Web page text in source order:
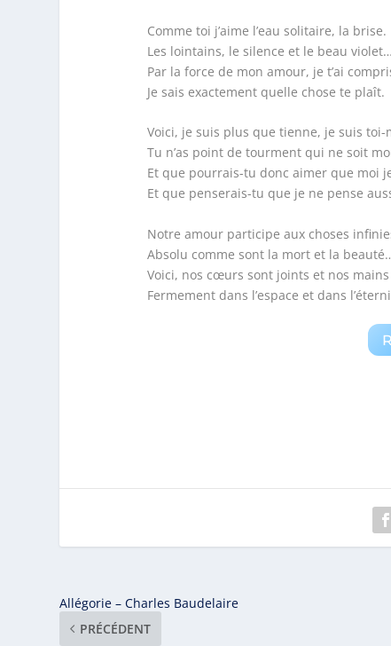
Comme toi j’aime l’eau solitaire, la brise.
Les lointains, le silence et le beau violet…
Par la force de mon amour, je t’ai
Je sais exactement quelle chose te plaît.
Voici, je suis plus que tienne, je suis toi-
Tu n’as point de tourment qui ne soit
Et que pourrais-tu donc aimer que moi je
Et que penserais-tu que je ne pense
Notre amour participe aux choses
Absolu comme sont la mort et la
Voici, nos cœurs sont joints et nos
Fermement dans l’espace et dans
Allégorie – Charles Baudelaire
PRÉCÉDENT